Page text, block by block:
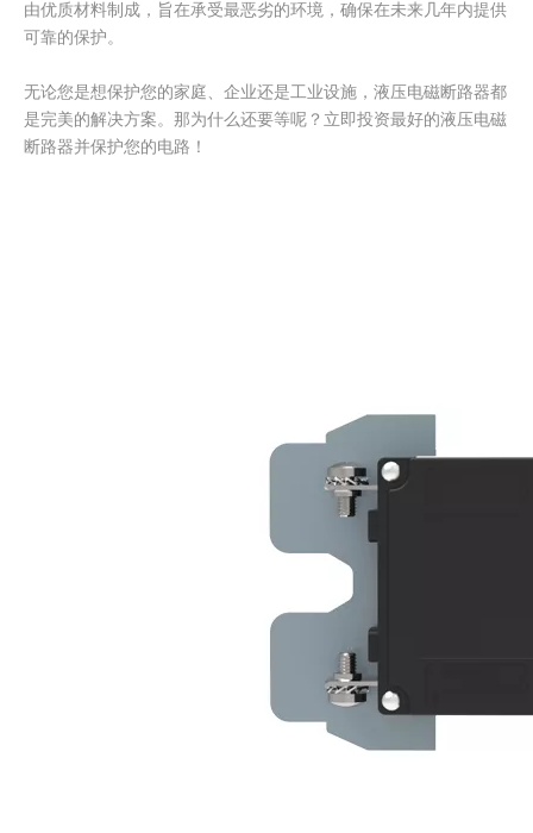
由优质材料制成，旨在承受最恶劣的环境，确保在未来几年内提供
可靠的保护。
无论您是想保护您的家庭、企业还是工业设施，液压电磁断路器都
是完美的解决方案。那为什么还要等呢？立即投资最好的液压电磁
断路器并保护您的电路！